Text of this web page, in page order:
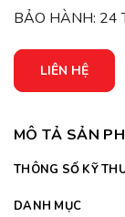
BẢO HÀNH: 24
LIÊN HỆ
MÔ TẢ SẢN
THÔNG SỐ KỸ
DANH MỤC